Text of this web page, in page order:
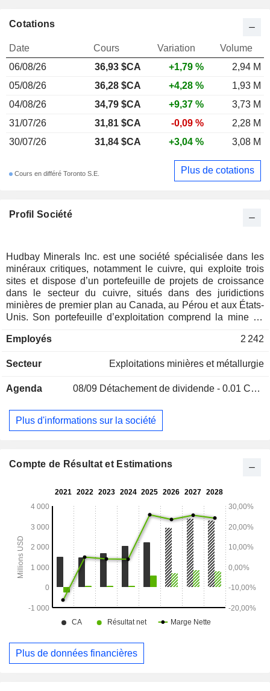
Profil Société
Hudbay Minerals Inc. est une société spécialisée dans les
minéraux critiques, notamment le cuivre, qui exploite trois
sites et dispose d’un portefeuille de projets de croissance
dans le secteur du cuivre, situés dans des juridictions
minières de premier plan au Canada, au Pérou et aux États-
Unis. Son portefeuille d’exploitation comprend la mine de
Manitoba (Canada) et la mine de Copper Mountain en
de croissance comprend le projet Copper World en Arizona
projet Mason au Nevada (États-Unis), le projet Llaguen à La
d’extension et d’exploration à proximité de ses sites
d’exploitation existants. La mine de Copper Mountain, située
des pelles mécaniques. La mine de Constancia se trouve
et le molybdène.
Employés 2 242
Secteur Exploitations minières et métallurgie
Agenda 08/09 Détachement de dividende - 0.01 CAD
Plus d'informations sur la société
Cotations
Date Cours Variation
Volume
06/08/26
36,93 $CA +1,79 %
2,94 M
05/08/26
36,28 $CA +4,28 %
1,93 M
04/08/26
34,79 $CA +9,37 %
3,73 M
31/07/26
31,81 $CA -0,09 %
2,28 M
30/07/26
31,84 $CA +3,04 % 3,08 M
Cours en différé Toronto S.E. Plus de cotations
Compte de Résultat et Estimations
Plus de données financières